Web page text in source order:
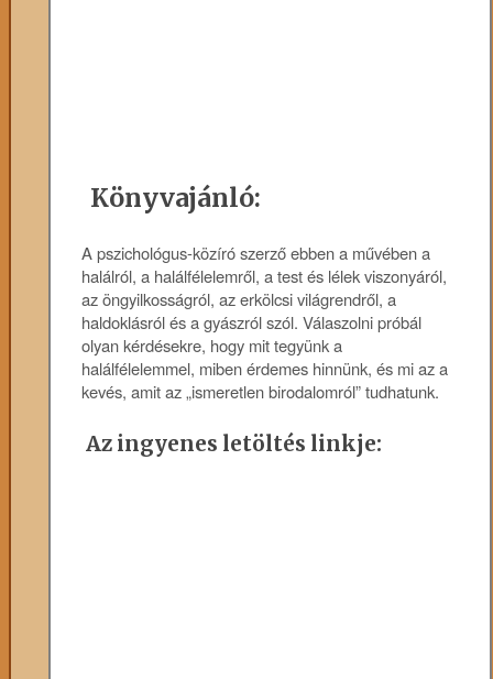
Könyvajánló:
A pszichológus-közíró szerző ebben a művében a
halálról, a halálfélelemről, a test és lélek viszonyáról,
az öngyilkosságról, az erkölcsi világrendről, a
haldoklásról és a gyászról szól. Válaszolni próbál
olyan kérdésekre, hogy mit tegyünk a
halálfélelemmel, miben érdemes hinnünk, és mi az a
kevés, amit az „ismeretlen birodalomról” tudhatunk.
Az ingyenes letöltés linkje: